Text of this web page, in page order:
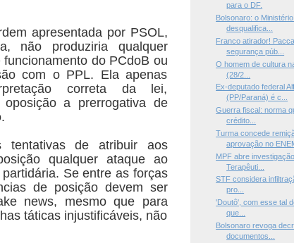
apresentada por PSOL,
não produziria qualquer
do PCdoB ou
com o PPL. Ela apenas
correta da lei,
a prerrogativa de
tentativas de atribuir aos
qualquer ataque ao
Se entre as forças
de posição devem ser
news, mesmo que para
táticas injustificáveis, não
para o DF.
Bolsonaro: o
desqualifica...
Franco atirador!
segurança púb...
O homem de cultura
(28/2...
Ex-deputado federal
(PP/Paraná) é c...
Guerra fiscal: norma
crédito...
Turma concede
aprovação no
MPF abre
Terapêuti...
STF considera
pro...
'Doutô', com esse tal
que...
Bolsonaro revoga
documentos...